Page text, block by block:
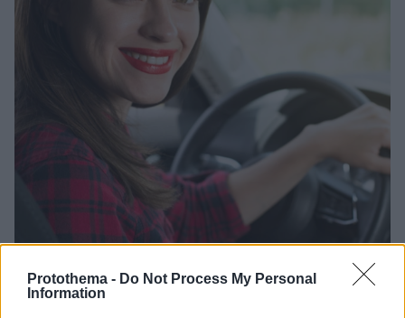
Protothema - Do Not Process My Personal
Information